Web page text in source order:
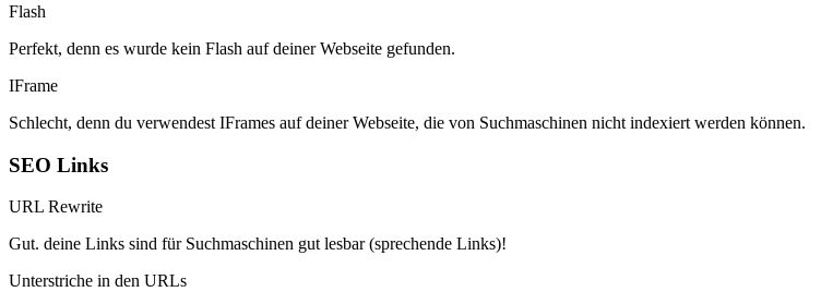
Flash
Perfekt, denn es wurde kein Flash auf deiner Webseite gefunden.
IFrame
Schlecht, denn du verwendest IFrames auf deiner Webseite, die von Suchmaschinen nicht indexiert werden können.
SEO Links
URL Rewrite
Gut. deine Links sind für Suchmaschinen gut lesbar (sprechende Links)!
Unterstriche in den URLs